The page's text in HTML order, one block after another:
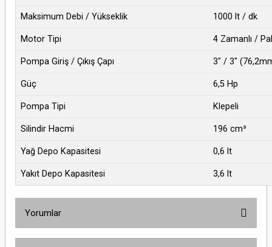
Maksimum Debi / Yükseklik 1000 lt / dk
Motor Tipi 4 Zamanlı /
Pompa Giriş / Çıkış Çapı 3" / 3"
Güç 6,5 Hp
Pompa Tipi Klepeli
Silindir Hacmi 196 cm³
Yağ Depo Kapasitesi 0,6 lt
Yakıt Depo Kapasitesi 3,6 lt
Yorumlar